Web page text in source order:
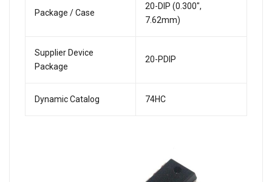
Package / Case
20-DIP (0.300",
7.62mm)
Supplier Device
Package
20-PDIP
Dynamic Catalog 74HC